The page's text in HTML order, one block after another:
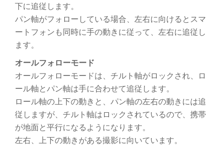
下に追従します。
パン軸がフォローしている場合、左右に向けるとスマ
ートフォンも同時に手の動きに従って、左右に追従し
ます。
オールフォローモード
オールフォローモードは、チルト軸がロックされ、ロ
ール軸とパン軸は手に合わせて追従します。
ロール軸の上下の動きと、パン軸の左右の動きには追
従しますが、チルト軸はロックされているので、携帯
が地面と平行になるようになります。
左右、上下の動きがある撮影に向いています。